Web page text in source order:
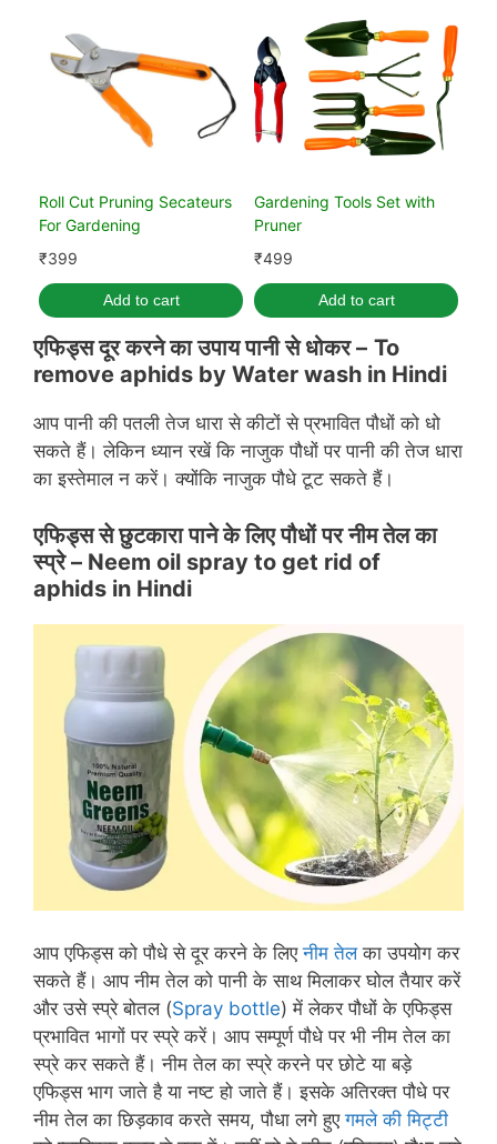
Roll Cut Pruning Secateurs
For Gardening
₹399
Add to cart
Gardening Tools Set with
Pruner
₹499
Add to cart
एफिड्स दूर करने का उपाय पानी से धोकर – To
remove aphids by Water wash in Hindi
आप पानी की पतली तेज धारा से कीटों से प्रभावित पौधों को धो
सकते हैं। लेकिन ध्यान रखें कि नाजुक पौधों पर पानी की तेज धारा
का इस्तेमाल न करें। क्योंकि नाजुक पौधे टूट सकते हैं।
एफिड्स से छुटकारा पाने के लिए पौधों पर नीम तेल का
स्प्रे – Neem oil spray to get rid of
aphids in Hindi
आप एफिड्स को पौधे से दूर करने के लिएनीम तेलका उपयोग कर
सकते हैं। आप नीम तेल को पानी के साथ मिलाकर घोल तैयार करें
और उसे स्प्रे बोतल (Spray bottle) में लेकर पौधों के एफिड्स
प्रभावित भागों पर स्प्रे करें। आप सम्पूर्ण पौधे पर भी नीम तेल का
स्प्रे कर सकते हैं। नीम तेल का स्प्रे करने पर छोटे या बड़े
एफिड्स भाग जाते है या नष्ट हो जाते हैं। इसके अतिरक्त पौधे पर
नीम तेल का छिड़काव करते समय, पौधा लगे हुएगमले की मिट्टी